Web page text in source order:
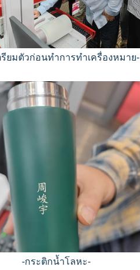
รียมตัวก่อนทำการทำเครื่องหมาย-
-กระติกน้ำโลหะ-